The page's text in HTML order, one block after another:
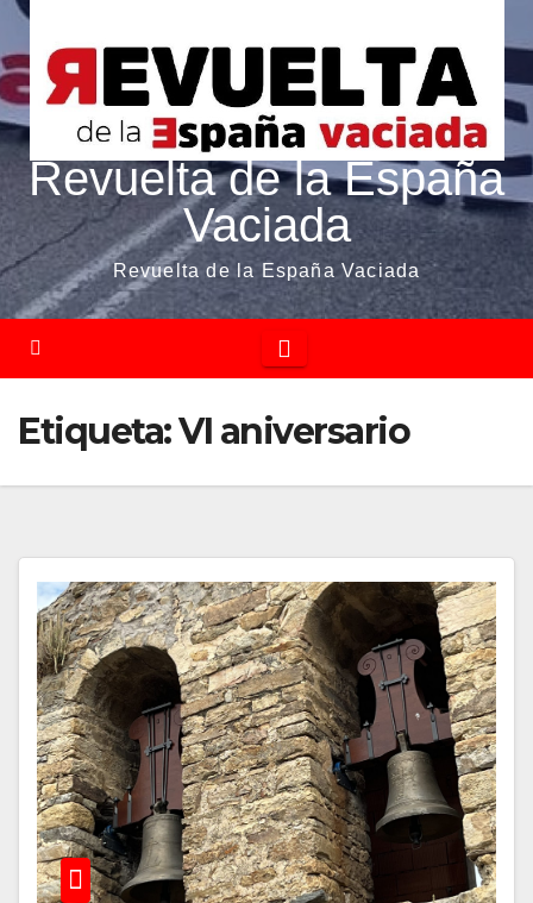
Revuelta de la España
Vaciada
Revuelta de la España Vaciada
Etiqueta:VI aniversario